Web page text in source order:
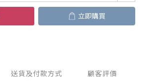
立即購買
送貨及付款方式 顧客評價